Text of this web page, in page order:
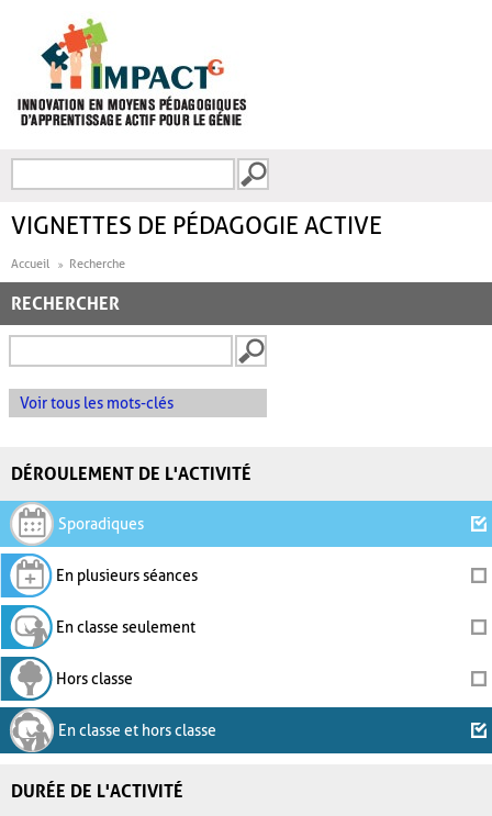
FORMULAIRE DE
VIGNETTES DE PÉDAGOGIE ACTIVE
Accueil Recherche
RECHERCHER
Voir tous les mots-clés
DÉROULEMENT DE L'ACTIVITÉ
Sporadiques
En plusieurs séances
En classe seulement
Hors classe
En classe et hors classe
DURÉE DE L'ACTIVITÉ